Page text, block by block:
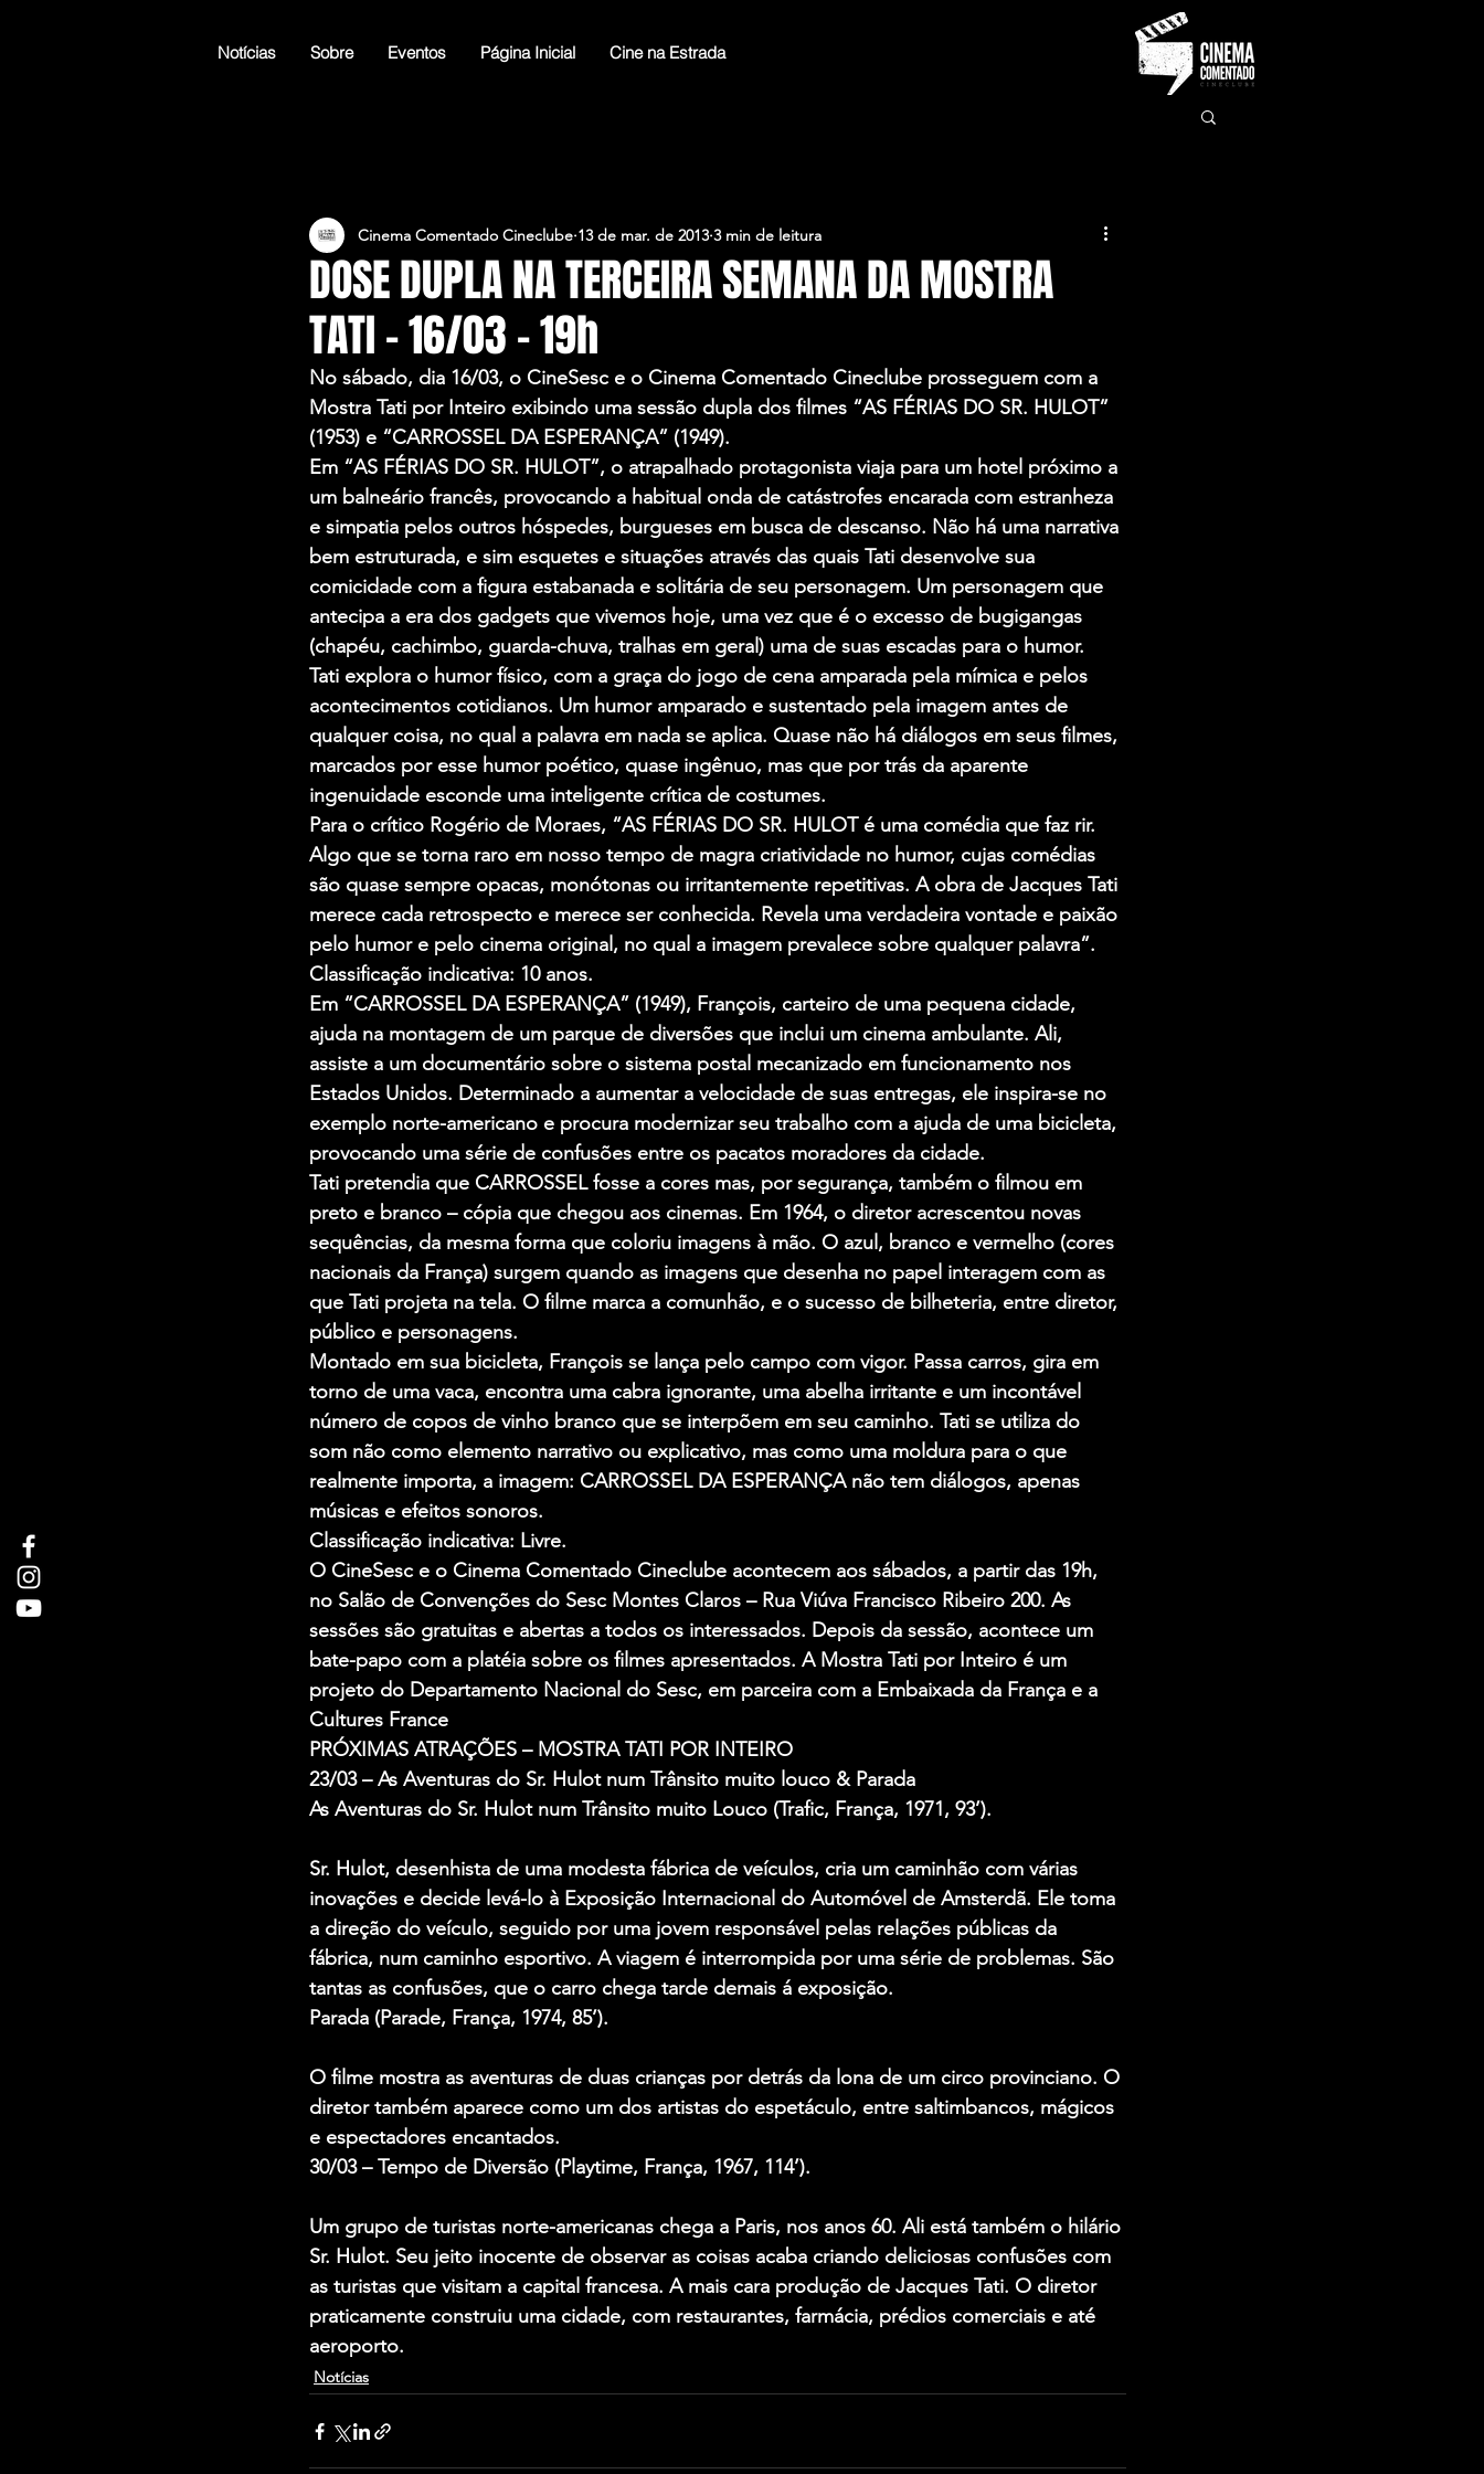
Notícias Sobre Eventos Página Inicial Cine na Estrada
DOSE DUPLA NA TERCEIRA SEMANA DA MOSTRA
TATI – 16/03 – 19h
Cinema Comentado Cineclube 13 de mar. de 2013 3 min de leitura
No sábado, dia 16/03, o CineSesc e o Cinema Comentado Cineclube prosseguem com a
Mostra Tati por Inteiro exibindo uma sessão dupla dos filmes “AS FÉRIAS DO SR. HULOT”
(1953) e “CARROSSEL DA ESPERANÇA” (1949).
Em “AS FÉRIAS DO SR. HULOT”, o atrapalhado protagonista viaja para um hotel próximo a
um balneário francês, provocando a habitual onda de catástrofes encarada com estranheza
e simpatia pelos outros hóspedes, burgueses em busca de descanso. Não há uma narrativa
bem estruturada, e sim esquetes e situações através das quais Tati desenvolve sua
comicidade com a figura estabanada e solitária de seu personagem. Um personagem que
antecipa a era dos gadgets que vivemos hoje, uma vez que é o excesso de bugigangas
(chapéu, cachimbo, guarda-chuva, tralhas em geral) uma de suas escadas para o humor.
Tati explora o humor físico, com a graça do jogo de cena amparada pela mímica e pelos
acontecimentos cotidianos. Um humor amparado e sustentado pela imagem antes de
qualquer coisa, no qual a palavra em nada se aplica. Quase não há diálogos em seus filmes,
marcados por esse humor poético, quase ingênuo, mas que por trás da aparente
ingenuidade esconde uma inteligente crítica de costumes.
Para o crítico Rogério de Moraes, “AS FÉRIAS DO SR. HULOT é uma comédia que faz rir.
Algo que se torna raro em nosso tempo de magra criatividade no humor, cujas comédias
são quase sempre opacas, monótonas ou irritantemente repetitivas. A obra de Jacques Tati
merece cada retrospecto e merece ser conhecida. Revela uma verdadeira vontade e paixão
pelo humor e pelo cinema original, no qual a imagem prevalece sobre qualquer palavra”.
Classificação indicativa: 10 anos.
Em “CARROSSEL DA ESPERANÇA” (1949), François, carteiro de uma pequena cidade,
ajuda na montagem de um parque de diversões que inclui um cinema ambulante. Ali,
assiste a um documentário sobre o sistema postal mecanizado em funcionamento nos
Estados Unidos. Determinado a aumentar a velocidade de suas entregas, ele inspira-se no
exemplo norte-americano e procura modernizar seu trabalho com a ajuda de uma bicicleta,
provocando uma série de confusões entre os pacatos moradores da cidade.
Tati pretendia que CARROSSEL fosse a cores mas, por segurança, também o filmou em
preto e branco – cópia que chegou aos cinemas. Em 1964, o diretor acrescentou novas
sequências, da mesma forma que coloriu imagens à mão. O azul, branco e vermelho (cores
nacionais da França) surgem quando as imagens que desenha no papel interagem com as
que Tati projeta na tela. O filme marca a comunhão, e o sucesso de bilheteria, entre diretor,
público e personagens.
Montado em sua bicicleta, François se lança pelo campo com vigor. Passa carros, gira em
torno de uma vaca, encontra uma cabra ignorante, uma abelha irritante e um incontável
número de copos de vinho branco que se interpõem em seu caminho. Tati se utiliza do
som não como elemento narrativo ou explicativo, mas como uma moldura para o que
realmente importa, a imagem: CARROSSEL DA ESPERANÇA não tem diálogos, apenas
músicas e efeitos sonoros.
Classificação indicativa: Livre.
O CineSesc e o Cinema Comentado Cineclube acontecem aos sábados, a partir das 19h,
no Salão de Convenções do Sesc Montes Claros – Rua Viúva Francisco Ribeiro 200. As
sessões são gratuitas e abertas a todos os interessados. Depois da sessão, acontece um
bate-papo com a platéia sobre os filmes apresentados. A Mostra Tati por Inteiro é um
projeto do Departamento Nacional do Sesc, em parceira com a Embaixada da França e a
Cultures France
PRÓXIMAS ATRAÇÕES – MOSTRA TATI POR INTEIRO
23/03 – As Aventuras do Sr. Hulot num Trânsito muito louco & Parada
As Aventuras do Sr. Hulot num Trânsito muito Louco (Trafic, França, 1971, 93’).
Sr. Hulot, desenhista de uma modesta fábrica de veículos, cria um caminhão com várias
inovações e decide levá-lo à Exposição Internacional do Automóvel de Amsterdã. Ele toma
a direção do veículo, seguido por uma jovem responsável pelas relações públicas da
fábrica, num caminho esportivo. A viagem é interrompida por uma série de problemas. São
tantas as confusões, que o carro chega tarde demais á exposição.
Parada (Parade, França, 1974, 85’).
O filme mostra as aventuras de duas crianças por detrás da lona de um circo provinciano. O
diretor também aparece como um dos artistas do espetáculo, entre saltimbancos, mágicos
e espectadores encantados.
30/03 – Tempo de Diversão (Playtime, França, 1967, 114’).
Um grupo de turistas norte-americanas chega a Paris, nos anos 60. Ali está também o hilário
Sr. Hulot. Seu jeito inocente de observar as coisas acaba criando deliciosas confusões com
as turistas que visitam a capital francesa. A mais cara produção de Jacques Tati. O diretor
praticamente construiu uma cidade, com restaurantes, farmácia, prédios comerciais e até
aeroporto.
Notícias